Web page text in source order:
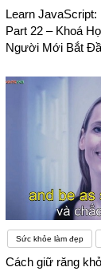
Learn JavaScript:
Part 22 – Khoá
Người Mới Bắt
Sức khỏe làm đẹp
Cách giữ răng